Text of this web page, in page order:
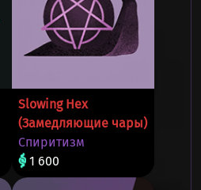
Slowing Hex
(Замедляющие чары)
Спиритизм
1 600